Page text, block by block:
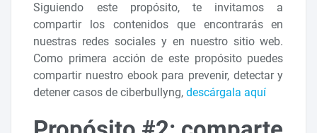
Siguiendo este propósito, te invitamos a
compartir los contenidos que encontrarás en
nuestras redes sociales y en nuestro sitio web.
Como primera acción de este propósito puedes
compartir nuestro ebook para prevenir, detectar y
detener casos de ciberbullyng,descárgala aquí